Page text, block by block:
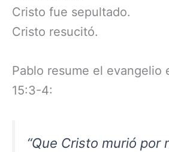
Cristo fue sepultado.
Cristo resucitó.
Pablo resume el evangelio
15:3-4:
“Que Cristo murió por